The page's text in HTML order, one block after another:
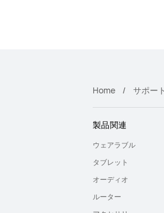
Home サポート
製品関連
ウェアラブル
タブレット
オーディオ
ルーター